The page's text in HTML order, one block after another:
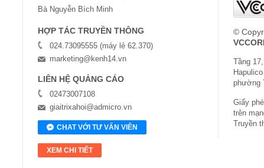
Bà Nguyễn Bích Minh
HỢP TÁC TRUYỀN THÔNG
024.73095555 (máy lẻ 62.370)
marketing@kenh14.vn
LIÊN HỆ QUẢNG CÁO
02473007108
giaitrixahoi@admicro.vn
CHAT VỚI TƯ VẤN VIÊN
XEM CHI TIẾT
©
Tầng
phường
Giấy
trên
Truyền